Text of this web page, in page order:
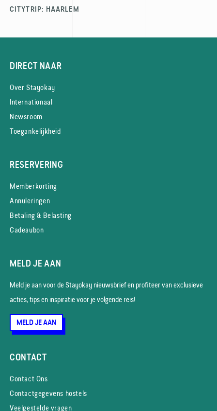
CITYTRIP: HAARLEM
DIRECT NAAR
Over Stayokay
Internationaal
Newsroom
Toegankelijkheid
RESERVERING
Memberkorting
Annuleringen
Betaling & Belasting
Cadeaubon
MELD JE AAN
Meld je aan voor de Stayokay nieuws­brief en profiteer van exclusieve
acties, tips en inspiratie voor je volgende reis!
MELD JE AAN
CONTACT
Contact Ons
Contactgegevens hostels
Veelgestelde vragen